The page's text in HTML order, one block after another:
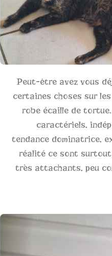
Peut-être avez vous
certaines choses sur
robe écaille de
caractériels,
tendance dominatrice,
réalité ce sont
très attachants, peu